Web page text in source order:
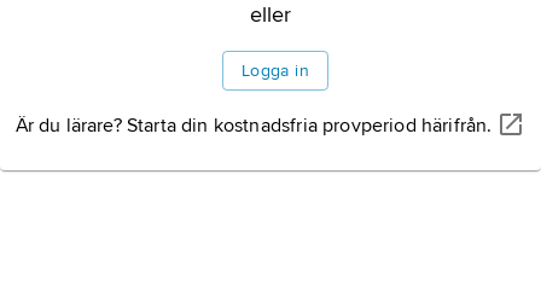
eller
Logga in
Är du lärare? Starta din kostnadsfria provperiod härifrån.